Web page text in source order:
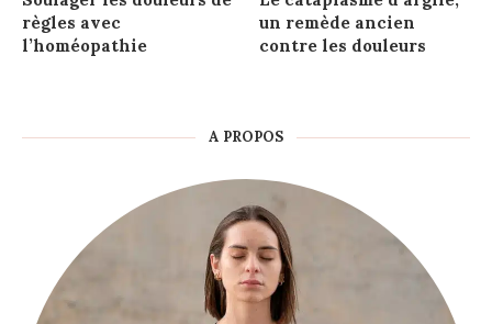
règles avec
l’homéopathie
un remède ancien
contre les douleurs
A PROPOS